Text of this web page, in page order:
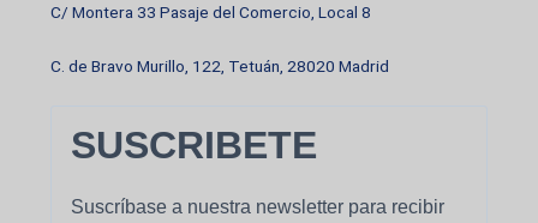
C/ Montera 33 Pasaje del Comercio, Local 8
C. de Bravo Murillo, 122, Tetuán, 28020 Madrid
SUSCRIBETE
Suscríbase a nuestra newsletter para recibir